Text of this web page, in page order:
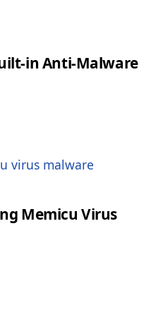
in Anti-Malware
Memicu Virus